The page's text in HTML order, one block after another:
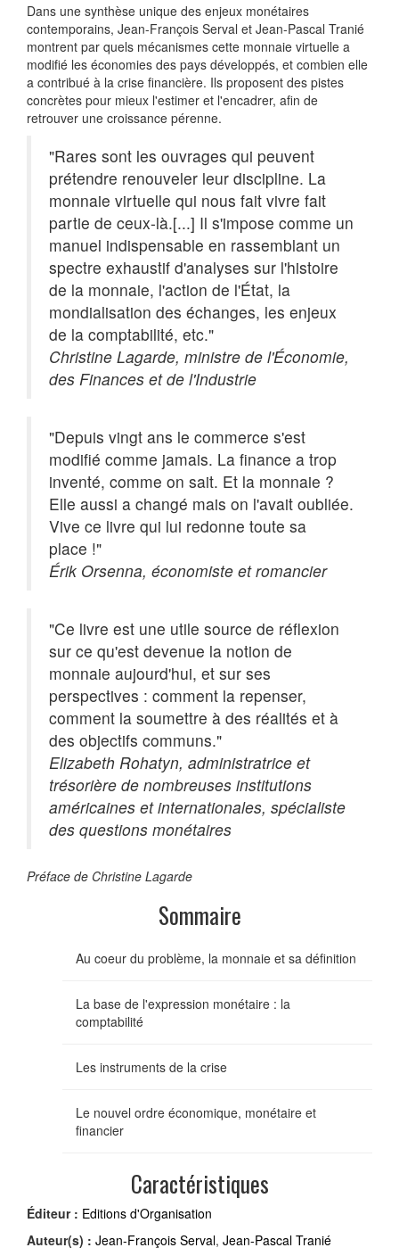
Dans une synthèse unique des enjeux monétaires
contemporains, Jean-François Serval et Jean-Pascal Tranié
montrent par quels mécanismes cette monnaie virtuelle a
modifié les économies des pays développés, et combien elle
a contribué à la crise financière. Ils proposent des pistes
concrètes pour mieux l'estimer et l'encadrer, afin de
retrouver une croissance pérenne.
"Rares sont les ouvrages qui peuvent
prétendre renouveler leur discipline. La
monnaie virtuelle qui nous fait vivre fait
partie de ceux-là.[...] Il s'impose comme un
manuel indispensable en rassemblant un
spectre exhaustif d'analyses sur l'histoire
de la monnaie, l'action de l'État, la
mondialisation des échanges, les enjeux
de la comptabilité, etc."
Christine Lagarde, ministre de l'Économie,
des Finances et de l'Industrie
"Depuis vingt ans le commerce s'est
modifié comme jamais. La finance a trop
inventé, comme on sait. Et la monnaie ?
Elle aussi a changé mais on l'avait oubliée.
Vive ce livre qui lui redonne toute sa
place !"
Érik Orsenna, économiste et romancier
"Ce livre est une utile source de réflexion
sur ce qu'est devenue la notion de
monnaie aujourd'hui, et sur ses
perspectives : comment la repenser,
comment la soumettre à des réalités et à
des objectifs communs."
Elizabeth Rohatyn, administratrice et
trésorière de nombreuses institutions
américaines et internationales, spécialiste
des questions monétaires
Préface de Christine Lagarde
Sommaire
Au coeur du problème, la monnaie et sa définition
La base de l'expression monétaire : la
comptabilité
Les instruments de la crise
Le nouvel ordre économique, monétaire et
financier
Caractéristiques
Éditeur : Editions d'Organisation
Auteur(s) : Jean-François Serval, Jean-Pascal Tranié